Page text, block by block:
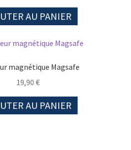
AU PANIER
magnétique Magsafe
19,90 €
AU PANIER